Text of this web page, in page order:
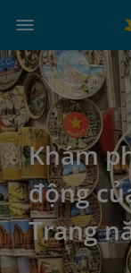
Khám
động
Trang